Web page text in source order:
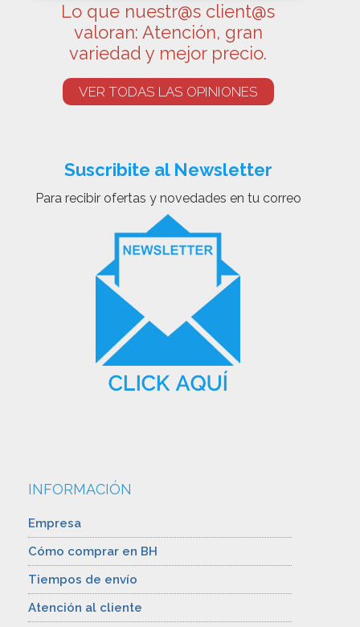
Lo que nuestr@s client@s
valoran: Atención, gran
variedad y mejor precio.
VER TODAS LAS OPINIONES
Suscribite al Newsletter
Para recibir ofertas y novedades en tu correo
INFORMACIÓN
Empresa
Cómo comprar en BH
Tiempos de envío
Atención al cliente